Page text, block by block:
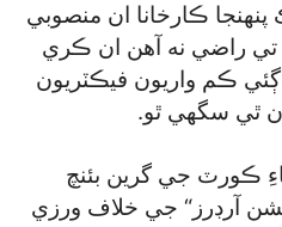
ڪارخانا ان منصوبي
راضي نه آهن ان ڪري
ڪم واريون فيڪٽريون
ٿي سگھي ٿو.
پشاور هاءِ ڪورٽ جي گرين بئنچ
آرڊرز“ جي خلاف ورزي